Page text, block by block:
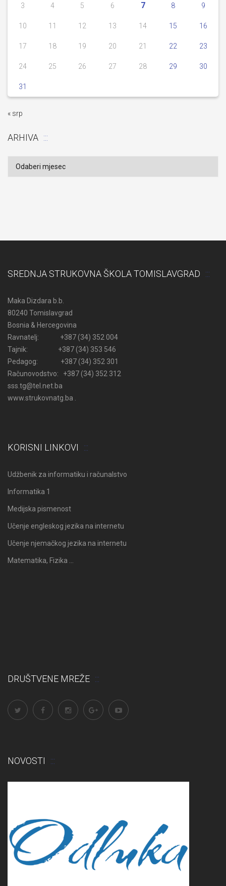
3 4 5 6 7 8 9
10 11 12 13 14 15 16
17 18 19 20 21 22 23
24 25 26 27 28 29 30
31
« srp
ARHIVA
Arhiva
SREDNJA STRUKOVNA ŠKOLA TOMISLAVGRAD
Maka Dizdara b.b.
80240 Tomislavgrad
Bosnia & Hercegovina
Ravnatelj: +387 (34) 352 004
Tajnik: +387 (34) 353 546
Pedagog: +387 (34) 352 301
Računovodstvo: +387 (34) 352 312
sss.tg@tel.net.ba
www.strukovnatg.ba .
KORISNI LINKOVI
Udžbenik za informatiku i računalstvo
Informatika 1
Medijska pismenost
Učenje engleskog jezika na internetu
Učenje njemačkog jezika na internetu
Matematika, Fizika …
DRUŠTVENE MREŽE
NOVOSTI